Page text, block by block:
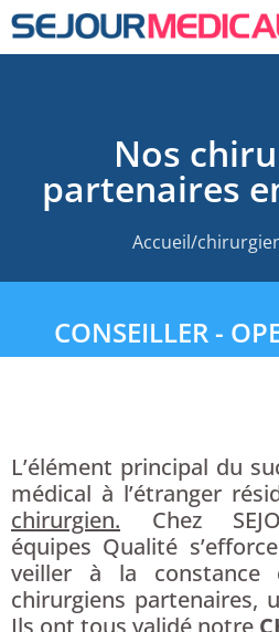
Nos
partenaires
Accueil/
CONSEILLER -
L’élément principal du
médical à l’étranger
chirurgien. Chez
équipes Qualité
veiller à la constance
chirurgiens partenaires,